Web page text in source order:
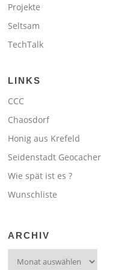
Projekte
Seltsam
TechTalk
LINKS
CCC
Chaosdorf
Honig aus Krefeld
Seidenstadt Geocacher
Wie spät ist es ?
Wunschliste
ARCHIV